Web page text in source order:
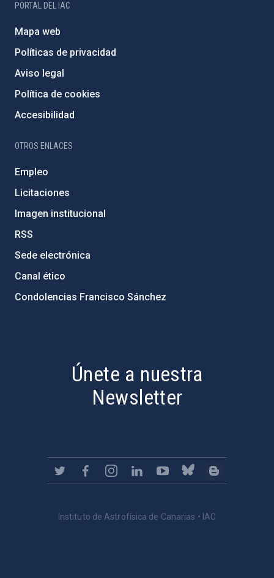
PORTAL DEL IAC
Mapa web
Políticas de privacidad
Aviso legal
Política de cookies
Accesibilidad
OTROS ENLACES
Empleo
Licitaciones
Imagen institucional
RSS
Sede electrónica
Canal ético
Condolencias Francisco Sánchez
Únete a nuestra
Newsletter
Instituto de Astrofísica de Canarias • IAC